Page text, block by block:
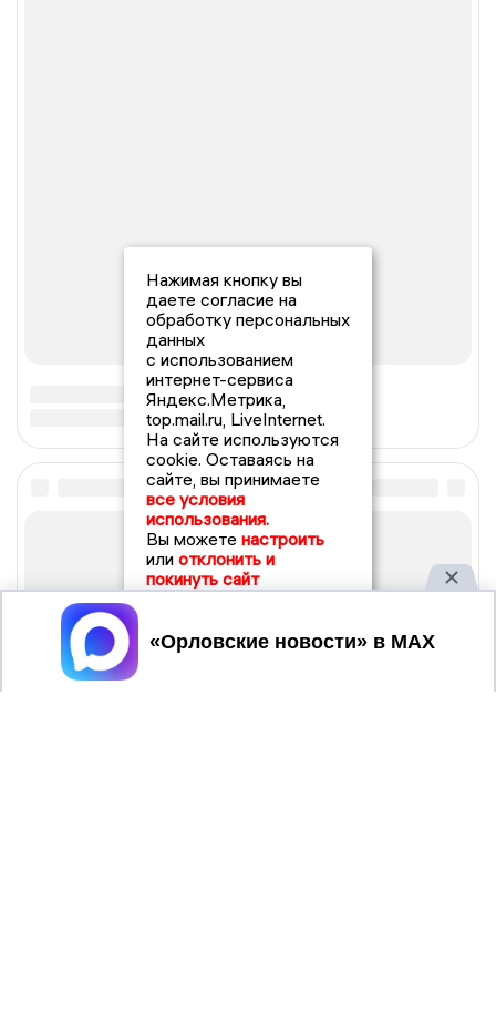
Нажимая кнопку вы
даете согласие на
обработку персональных
данных
с использованием
интернет-сервиса
Яндекс.Метрика,
top.mail.ru, LiveInternet.
На сайте используются
cookie. Оставаясь на
сайте, вы принимаете
все условия
использования.
Вы можете настроить
или отклонить и
покинуть сайт
Принять